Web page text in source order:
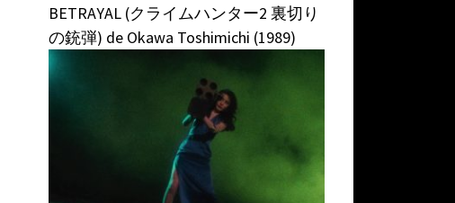
BETRAYAL (クライムハンター2 裏切り
の銃弾) de Okawa Toshimichi (1989)